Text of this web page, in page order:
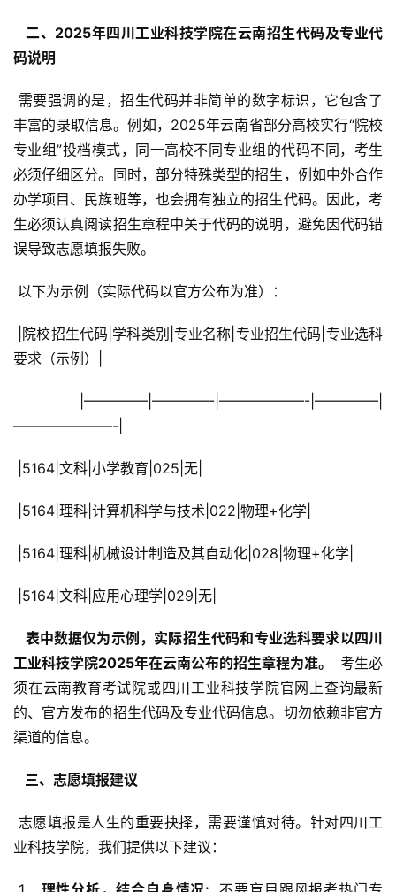
  二、2025年四川工业科技学院在云南招生代码及专业代
码说明
丰富的录取信息。例如，2025年云南省部分高校实行“院校
专业组”投档模式，同一高校不同专业组的代码不同，考生
必须仔细区分。同时，部分特殊类型的招生，例如中外合作
办学项目、民族班等，也会拥有独立的招生代码。因此，考
生必须认真阅读招生章程中关于代码的说明，避免因代码错
误导致志愿填报失败。
以下为示例（实际代码以官方公布为准）：
要求（示例）|
———————-|
|5164|文科|小学教育|025|无|
|5164|理科|计算机科学与技术|022|物理+化学|
|5164|理科|机械设计制造及其自动化|028|物理+化学|
|5164|文科|应用心理学|029|无|
  表中数据仅为示例，实际招生代码和专业选科要求以四川
工业科技学院2025年在云南公布的招生章程为准。
考生必
须在云南教育考试院或四川工业科技学院官网上查询最新
的、官方发布的招生代码及专业代码信息。切勿依赖非官方
渠道的信息。
  三、志愿填报建议
业科技学院，我们提供以下建议：